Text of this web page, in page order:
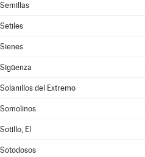
Semillas
Setiles
Sienes
Sigüenza
Solanillos del Extremo
Somolinos
Sotillo, El
Sotodosos